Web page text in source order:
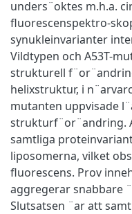
unders¨oktes m.h.a.
ﬂuorescenspektro-
synukleinvarianter
Vildtypen och A53T-
strukturell
helixstruktur, i
mutanten uppvisade
strukturf¨or¨andring.
samtliga
liposomerna, vilket
ﬂuorescens. Prov
aggregerar snabbare
Slutsatsen ¨ar att